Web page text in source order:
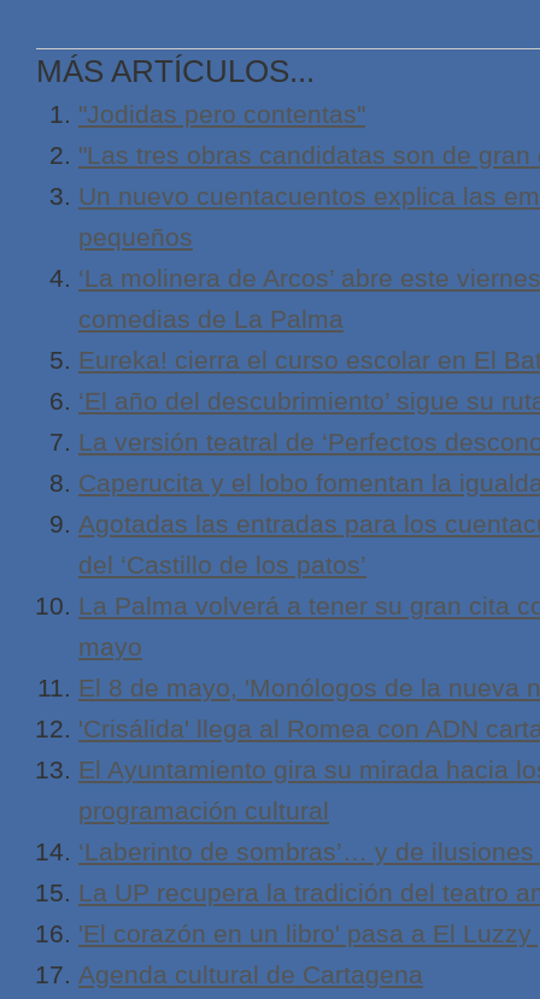
MÁS ARTÍCULOS...
"Jodidas pero contentas"
"Las tres obras candidatas son de gran
Un nuevo cuentacuentos explica las
pequeños
‘La molinera de Arcos’ abre este
comedias de La Palma
Eureka! cierra el curso escolar en El
‘El año del descubrimiento’ sigue su
La versión teatral de ‘Perfectos
Caperucita y el lobo fomentan la
Agotadas las entradas para los
del ‘Castillo de los patos’
La Palma volverá a tener su gran cita
mayo
El 8 de mayo, 'Monólogos de la nueva
'Crisálida' llega al Romea con ADN
El Ayuntamiento gira su mirada hacia
programación cultural
‘Laberinto de sombras’… y de
La UP recupera la tradición del teatro
'El corazón en un libro' pasa a El
Agenda cultural de Cartagena